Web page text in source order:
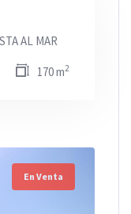
AL MAR
170 m2
En Venta